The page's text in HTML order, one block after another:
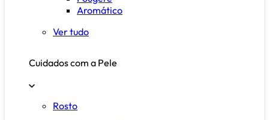
Aromático
Ver tudo
Cuidados com a Pele
Rosto